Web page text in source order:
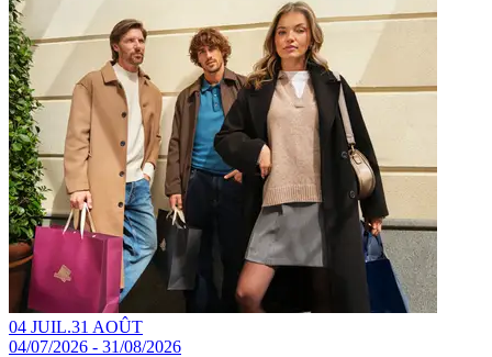
04 JUIL.31 AOÛT
04/07/2026 - 31/08/2026